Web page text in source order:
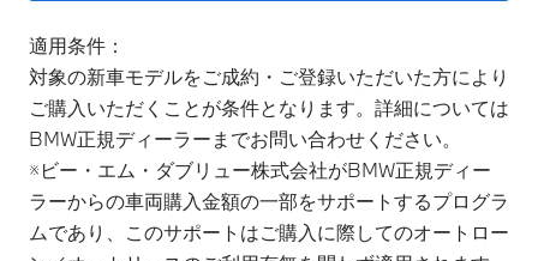
適用条件：​
対象の新車モデルをご成約・ご登録いただいた方により
ご購入いただくことが条件となります。詳細については
BMW正規ディーラーまでお問い合わせください。​​
※ビー・エム・ダブリュー株式会社がBMW正規ディー
ラーからの車両購入金額の一部をサポートするプログラ
ムであり、このサポートはご購入に際してのオートロー